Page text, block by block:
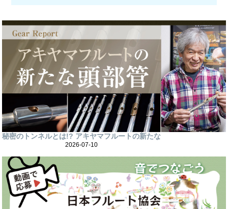
秘密のトンネルとは!? アキヤマフルートの新たな
2026-07-10